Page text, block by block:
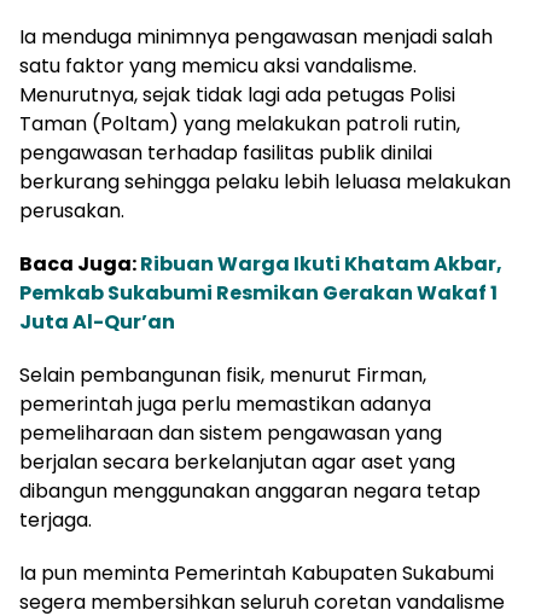
Ia menduga minimnya pengawasan menjadi salah
satu faktor yang memicu aksi vandalisme.
Menurutnya, sejak tidak lagi ada petugas Polisi
Taman (Poltam) yang melakukan patroli rutin,
pengawasan terhadap fasilitas publik dinilai
berkurang sehingga pelaku lebih leluasa melakukan
perusakan.
Baca Juga:Ribuan Warga Ikuti Khatam Akbar,
Pemkab Sukabumi Resmikan Gerakan Wakaf 1
Juta Al-Qur’an
Selain pembangunan fisik, menurut Firman,
pemerintah juga perlu memastikan adanya
pemeliharaan dan sistem pengawasan yang
berjalan secara berkelanjutan agar aset yang
dibangun menggunakan anggaran negara tetap
terjaga.
Ia pun meminta Pemerintah Kabupaten Sukabumi
segera membersihkan seluruh coretan vandalisme